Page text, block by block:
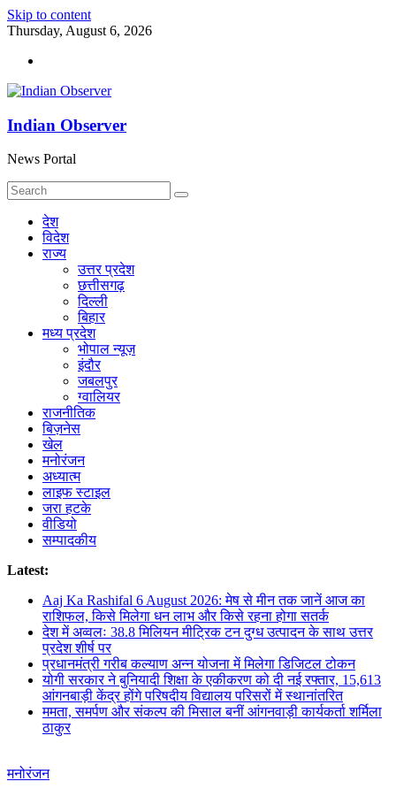
Skip to content
Thursday, August 6, 2026
Indian Observer
News Portal
देश
विदेश
राज्य
उत्तर प्रदेश
छत्तीसगढ़
दिल्ली
बिहार
मध्य प्रदेश
भोपाल न्यूज़
इंदौर
जबलपुर
ग्वालियर
राजनीतिक
बिज़नेस
खेल
मनोरंजन
अध्यात्म
लाइफ स्टाइल
जरा हटके
वीडियो
सम्पादकीय
Latest:
Aaj Ka Rashifal 6 August 2026: मेष से मीन तक जानें आज का
राशिफल, किसे मिलेगा धन लाभ और किसे रहना होगा सतर्क
देश में अव्वलः 38.8 मिलियन मीट्रिक टन दुग्ध उत्पादन के साथ उत्तर
प्रदेश शीर्ष पर
प्रधानमंत्री गरीब कल्याण अन्न योजना में मिलेगा डिजिटल टोकन
योगी सरकार ने बुनियादी शिक्षा के एकीकरण को दी नई रफ्तार, 15,613
आंगनबाड़ी केंद्र होंगे परिषदीय विद्यालय परिसरों में स्थानांतरित
ममता, समर्पण और संकल्प की मिसाल बनीं आंगनवाड़ी कार्यकर्ता शर्मिला
ठाकुर
मनोरंजन